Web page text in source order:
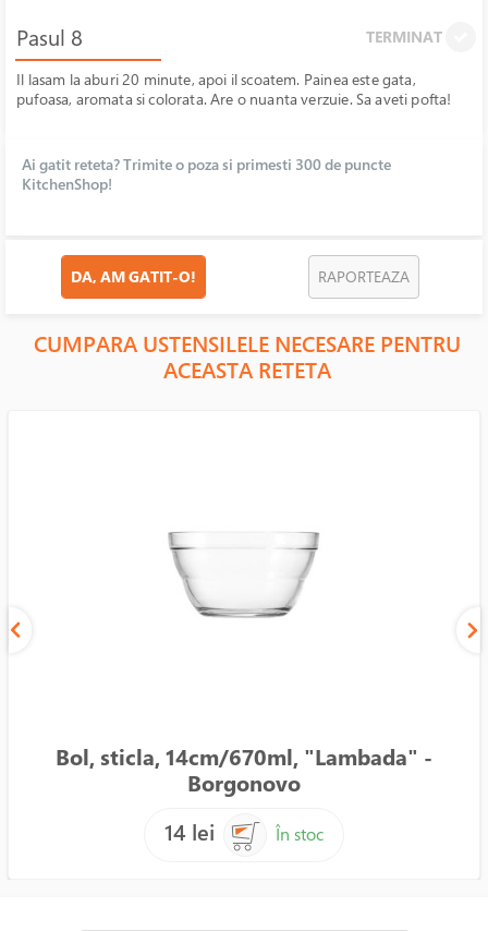
Pasul 8 TERMINAT
Il lasam la aburi 20 minute, apoi il scoatem. Painea este gata,
pufoasa, aromata si colorata. Are o nuanta verzuie. Sa aveti pofta!
Ai gatit reteta? Trimite o poza si primesti 300 de puncte
KitchenShop!
DA, AM GATIT-O! RAPORTEAZA
CUMPARA USTENSILELE NECESARE PENTRU
ACEASTA RETETA
Bol, sticla, 14cm/670ml, "Lambada" -
Borgonovo
14 lei
În stoc